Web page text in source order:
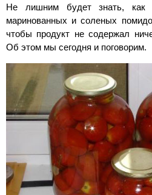
Не лишним будет знать, как
маринованных и соленых
чтобы продукт не содержал
Об этом мы сегодня и поговорим.